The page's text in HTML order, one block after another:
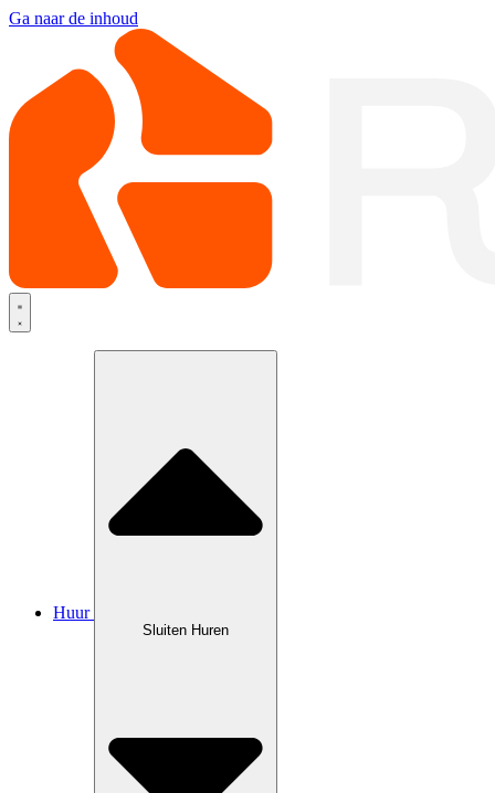
Ga naar de inhoud
Huur
Sluiten Huren